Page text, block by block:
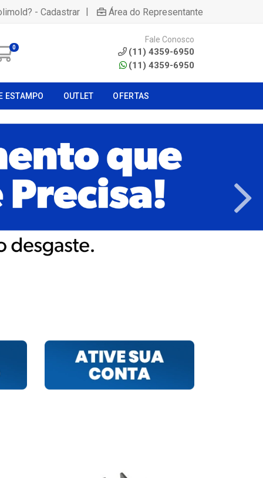
- Cadastrar | Área do Representante
0
Fale Conosco
(11) 4359-6950
(11) 4359-6950
ESTAMPO OUTLET OFERTAS